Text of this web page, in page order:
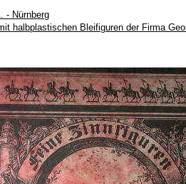
- Nürnberg
halbplastischen Bleifiguren der Firma